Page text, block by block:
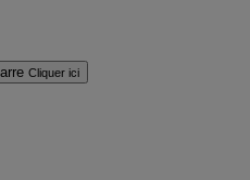
Cliquer ici